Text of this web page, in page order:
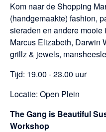
Kom naar de Shopping
(handgemaakte) fashion,
sieraden en andere
Marcus Elizabeth, Darwin
grillz & jewels,
Tijd: 19.00 - 23.00 uur
Locatie: Open Plein
The Gang is Beautiful
Workshop